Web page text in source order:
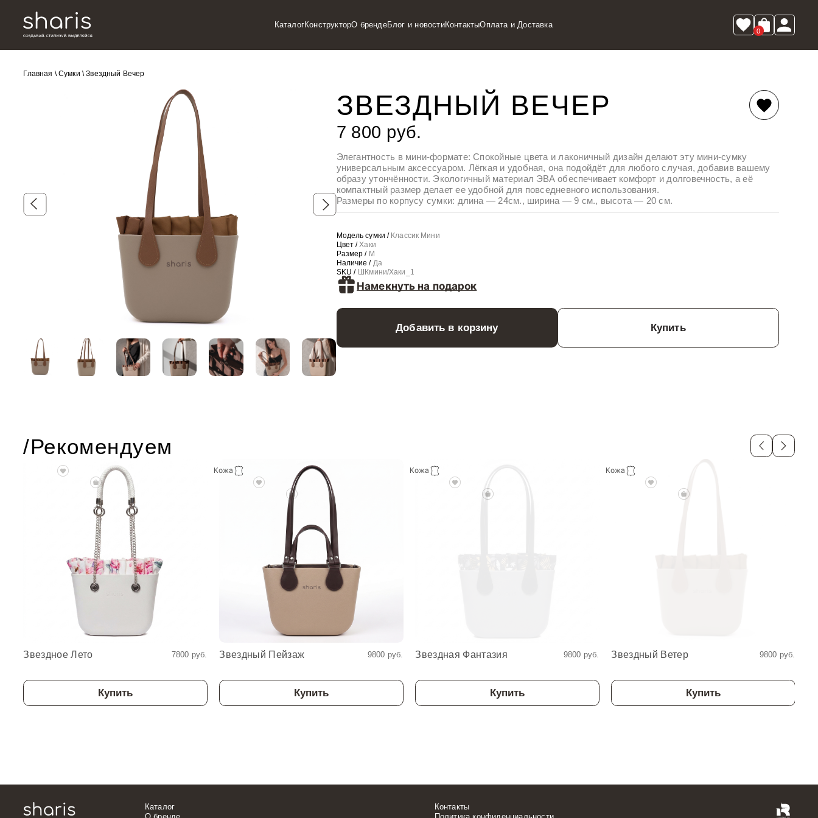
КаталогКонструкторО брендеБлог и новостиКонтактыОплата и Доставка
0
Главная \ Сумки \Звездный Вечер
ЗВЕЗДНЫЙ ВЕЧЕР
7 800 руб.
Элегантность в мини-формате: Спокойные цвета и лаконичный дизайн делают эту мини-сумку
универсальным аксессуаром. Лёгкая и удобная, она подойдёт для любого случая, добавив вашему
образу утончённости. Экологичный материал ЭВА обеспечивает комфорт и долговечность, а её
компактный размер делает ее удобной для повседневного использования.
Размеры по корпусу сумки: длина — 24см., ширина — 9 см., высота — 20 см.
Модель сумки / Классик Мини
Цвет / Хаки
Размер / M
Наличие / Да
SKU /
ШКмини/Хаки_1
Намекнуть на подарок
Добавить в корзину Купить
/Рекомендуем
Звездное Лето 7800 руб.
Купить
Кожа
Звездный Пейзаж 9800 руб.
Купить
Кожа
Звездная Фантазия 9800 руб.
Купить
Кожа
Звездный Ветер 9800 руб.
Купить
Каталог
Контакты